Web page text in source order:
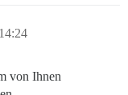
von Ihnen